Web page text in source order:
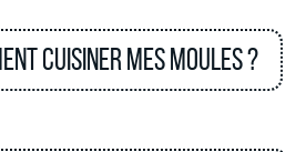
cuisiner mes moules ?